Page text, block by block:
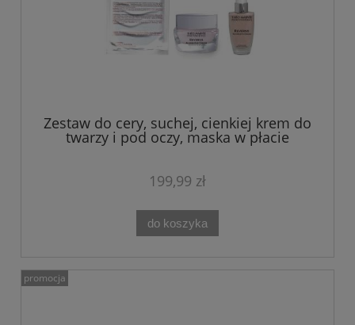
Zestaw do cery, suchej, cienkiej krem do
twarzy i pod oczy, maska w płacie
REVERSO Theo Marvee
199,99 zł
do koszyka
promocja